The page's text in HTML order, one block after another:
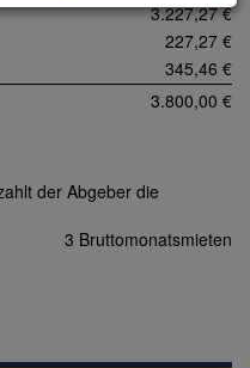
3.227,27 €
227,27 €
345,46 €
3.800,00 €
der Abgeber die
3 Bruttomonatsmieten